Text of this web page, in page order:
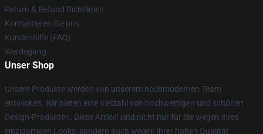
Return & Refund Richtlinien
Kontaktieren Sie uns
Kundenhilfe (FAQ)
Werdegang
Unser Shop
Unsere Produkte werden von unserem hochmodernen Team
entwickelt. Wir bieten eine Vielzahl von hochwertigen und schönen
Design-Produkten. Diese Artikel sind nicht nur für Sie wegen ihres
einzigartigen Looks, sondern auch wegen ihrer hohen Qualität.